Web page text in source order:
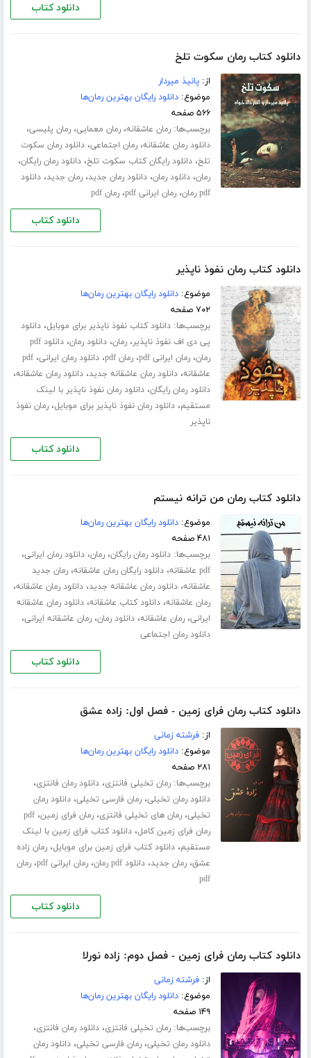
دانلود کتاب
دانلود کتاب رمان سکوت تلخ
از:پانیذ میردار
موضوع:دانلود رایگان بهترین رمان‌ها
۵۶۶ صفحه
برچسب‌ها:رمان عاشقانه،رمان معمایی،رمان پلیسی،
دانلود رمان عاشقانه،رمان اجتماعی،دانلود رمان سکوت
تلخ،دانلود رایگان کتاب سکوت تلخ،دانلود رمان رایگان،
رمان،دانلود رمان،دانلود رمان جدید،رمان جدید،دانلود
pdf رمان
،رمان ایرانی pdf ،رمان pdf
دانلود کتاب
دانلود کتاب رمان نفوذ ناپذیر
موضوع:دانلود رایگان بهترین رمان‌ها
۷۰۲ صفحه
برچسب‌ها:دانلود کتاب نفوذ ناپذیر برای موبایل،دانلود
پی دی اف نفوذ ناپذیر،رمان،دانلود رمان،
دانلود pdf
رمان،رمان ایرانی pdf ،رمان pdf ،دانلود رمان ایرانی،pdf
عاشقانه،دانلود رمان عاشقانه جدید،دانلود رمان عاشقانه،
دانلود رمان رایگان،دانلود رمان نفوذ ناپذیر با لینک
مستقیم،دانلود رمان نفوذ ناپذیر برای موبایل،رمان نفوذ
ناپذیر
دانلود کتاب
دانلود کتاب رمان من ترانه نیستم
موضوع:دانلود رایگان بهترین رمان‌ها
۴۸۱ صفحه
برچسب‌ها:دانلود رمان رایگان،رمان،دانلود رمان ایرانی،
pdf عاشقانه ،دانلود رایگان رمان عاشقانه،رمان جدید
عاشقانه،دانلود رمان عاشقانه جدید،دانلود رمان عاشقانه،
رمان عاشقانه،دانلود کتاب عاشقانه،دانلود رمان عاشقانه
ایرانی،رمان عاشقانه،دانلود رمان،رمان عاشقانه ایرانی،
دانلود رمان اجتماعی
دانلود کتاب
دانلود کتاب رمان فرای زمین - فصل اول: زاده عشق
از:فرشته زمانی
موضوع:دانلود رایگان بهترین رمان‌ها
۲۸۱ صفحه
برچسب‌ها:رمان تخیلی فانتزی،دانلود رمان فانتزی،
دانلود رمان تخیلی،رمان فارسی تخیلی،دانلود رمان
تخیلی،رمان های تخیلی فانتزی،رمان فرای زمین،pdf
رمان فرای زمین کامل،دانلود کتاب فرای زمین با لینک
مستقیم،دانلود کتاب فرای زمین برای موبایل،رمان زاده
عشق،رمان جدید،دانلود pdf رمان ،رمان ایرانی pdf ،رمان
pdf
دانلود کتاب
دانلود کتاب رمان فرای زمین - فصل دوم: زاده نورلا
از:فرشته زمانی
موضوع:دانلود رایگان بهترین رمان‌ها
۱۴۹ صفحه
برچسب‌ها:رمان تخیلی فانتزی،دانلود رمان فانتزی،
دانلود رمان تخیلی،رمان فارسی تخیلی،دانلود رمان